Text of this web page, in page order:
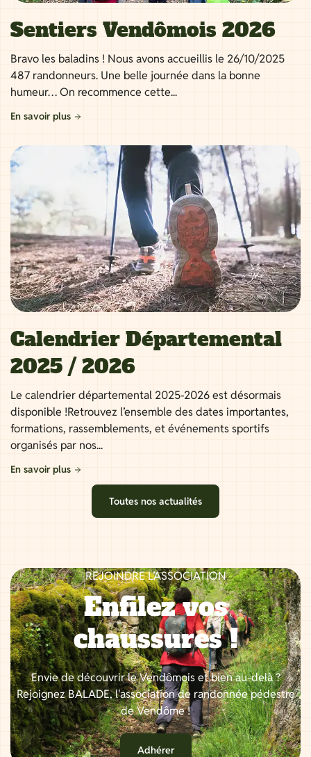
Sentiers Vendômois 2026
Bravo les baladins ! Nous avons accueillis le 26/10/2025
487 randonneurs. Une belle journée dans la bonne
humeur… On recommence cette...
En savoir plus
Calendrier Départemental
2025 / 2026
Le calendrier départemental 2025-2026 est désormais
disponible !Retrouvez l’ensemble des dates importantes,
formations, rassemblements, et événements sportifs
organisés par nos...
En savoir plus
Toutes nos actualités
REJOINDRE L’ASSOCIATION
Enfilez vos
chaussures !
Envie de découvrir le Vendômois et bien au-delà ?
Rejoignez BALADE, l'association de randonnée pédestre
de Vendôme !
Adhérer